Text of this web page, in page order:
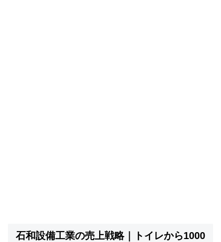
石和設備工業の売上戦略｜トイレから1000